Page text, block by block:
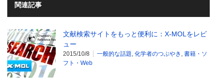
関連記事
文献検索サイトをもっと便利に：X-MOLをレビ
ュー
2015/10/8 一般的な話題 化学者のつぶやき 書籍・ソ
フト・Web